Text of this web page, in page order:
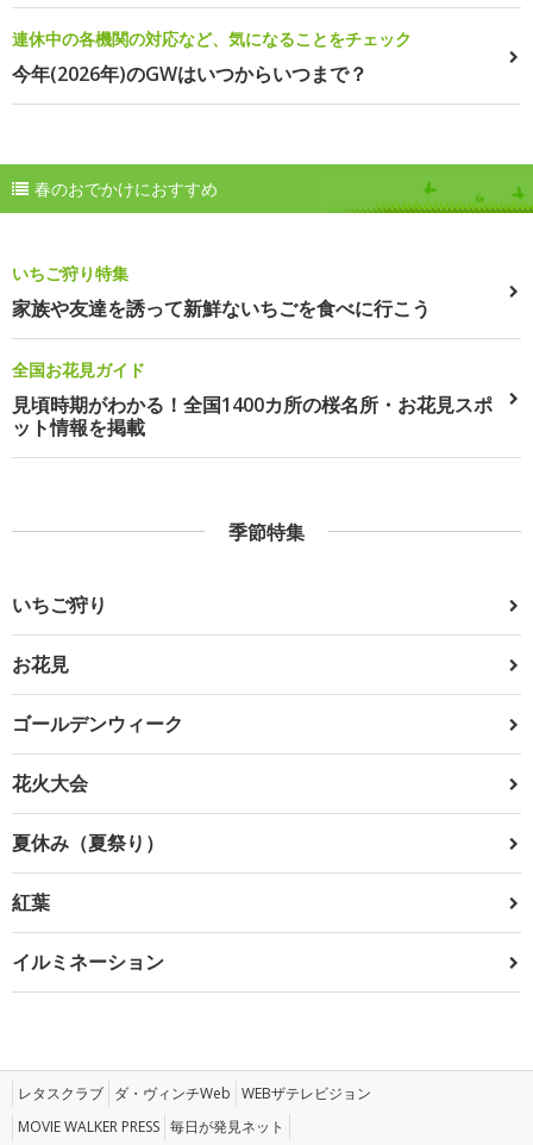
連休中の各機関の対応など、気になることをチェック
今年(2026年)のGWはいつからいつまで？
春のおでかけにおすすめ
いちご狩り特集
家族や友達を誘って新鮮ないちごを食べに行こう
全国お花見ガイド
見頃時期がわかる！全国1400カ所の桜名所・お花見スポ
ット情報を掲載
季節特集
いちご狩り
お花見
ゴールデンウィーク
花火大会
夏休み（夏祭り）
紅葉
イルミネーション
レタスクラブ ダ・ヴィンチWeb WEBザテレビジョン
MOVIE WALKER PRESS 毎日が発見ネット